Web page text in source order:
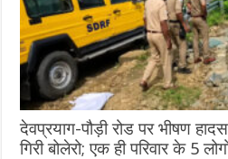
देवप्रयाग-पौड़ी रोड पर भीषण
गिरी बोलेरो; एक ही परिवार के 5